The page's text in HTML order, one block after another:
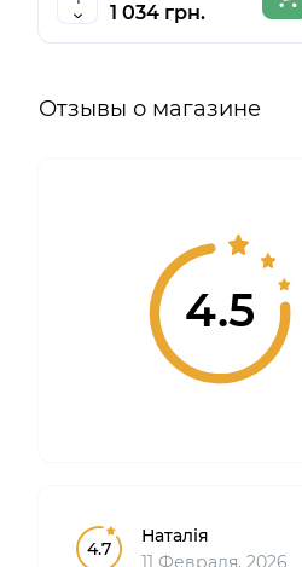
1 034 грн.
Отзывы о магазине
4.5
4.7
Наталія
11 Февраля, 2026